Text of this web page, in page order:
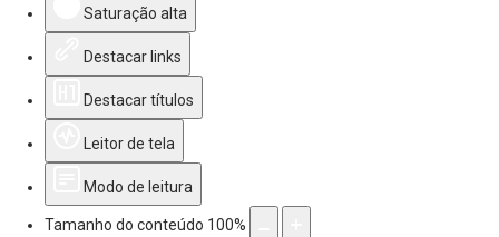
Saturação alta
Destacar links
Destacar títulos
Leitor de tela
Modo de leitura
Tamanho do conteúdo 100%